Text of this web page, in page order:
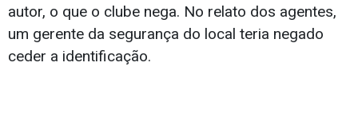
autor, o que o clube nega. No relato dos agentes,
um gerente da segurança do local teria negado
ceder a identificação.